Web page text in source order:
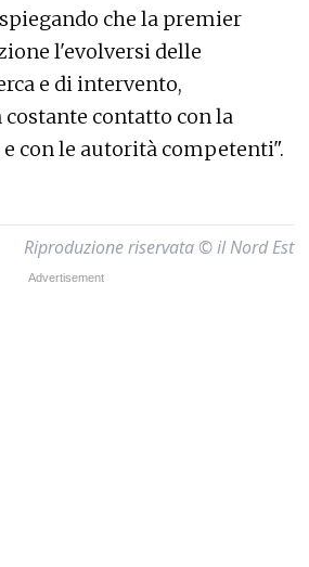
che la premier
l'evolversi delle
e di intervento,
contatto con la
con le autorità competenti".
Riproduzione riservata © il Nord Est